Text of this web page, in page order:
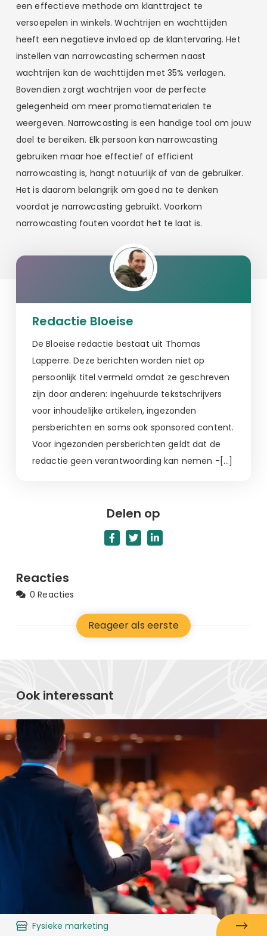
een effectieve methode om klanttraject te
versoepelen in winkels. Wachtrijen en wachttijden
heeft een negatieve invloed op de klantervaring. Het
instellen van narrowcasting schermen naast
wachtrijen kan de wachttijden met 35% verlagen.
Bovendien zorgt wachtrijen voor de perfecte
gelegenheid om meer promotiematerialen te
weergeven. Narrowcasting is een handige tool om jouw
doel te bereiken. Elk persoon kan narrowcasting
gebruiken maar hoe effectief of efficient
narrowcasting is, hangt natuurlijk af van de gebruiker.
Het is daarom belangrijk om goed na te denken
voordat je narrowcasting gebruikt. Voorkom
narrowcasting fouten voordat het te laat is.
Redactie Bloeise
De Bloeise redactie bestaat uit Thomas
Lapperre. Deze berichten worden niet op
persoonlijk titel vermeld omdat ze geschreven
zijn door anderen: ingehuurde tekstschrijvers
voor inhoudelijke artikelen, ingezonden
persberichten en soms ook sponsored content.
Voor ingezonden persberichten geldt dat de
redactie geen verantwoording kan nemen -[…]
Delen op
Reacties
0 Reacties
Reageer als eerste
Ook interessant
Fysieke marketing